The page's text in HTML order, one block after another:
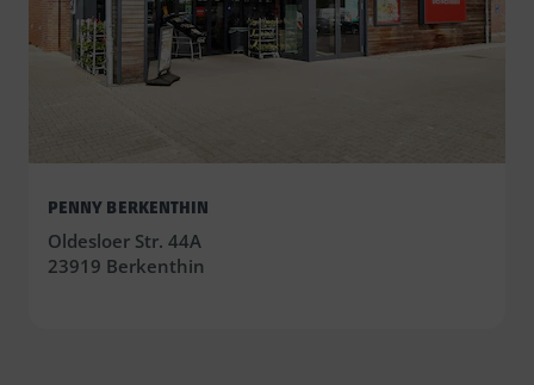
PENNY BERKENTHIN
Oldesloer Str. 44A
23919 Berkenthin